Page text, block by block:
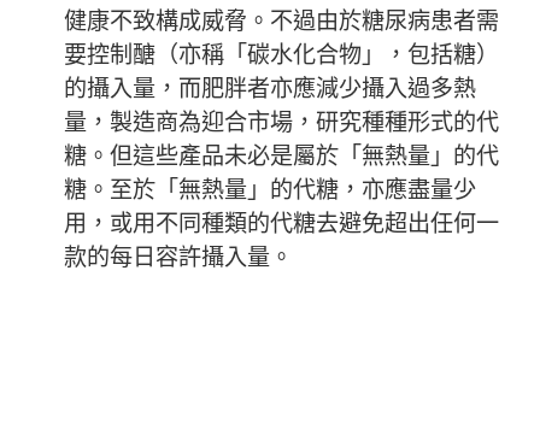
健康不致構成威脅。不過由於糖尿病患者需
要控制醣（亦稱「碳水化合物」，包括糖）
的攝入量，而肥胖者亦應減少攝入過多熱
量，製造商為迎合市場，研究種種形式的代
糖。但這些產品未必是屬於「無熱量」的代
糖。至於「無熱量」的代糖，亦應盡量少
用，或用不同種類的代糖去避免超出任何一
款的每日容許攝入量。